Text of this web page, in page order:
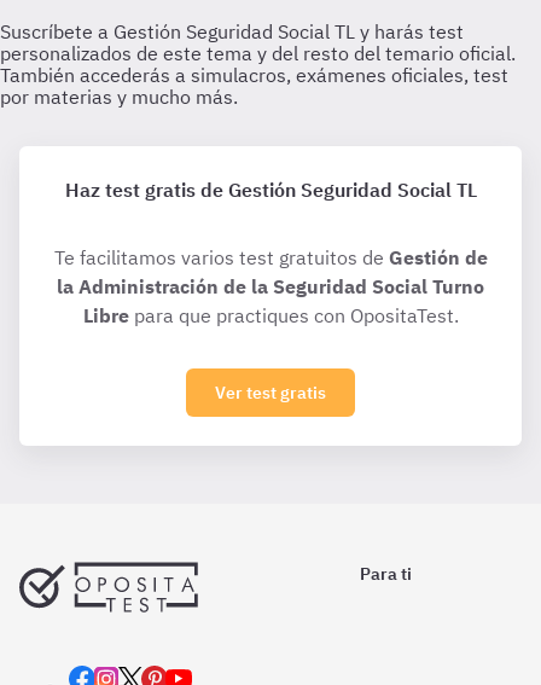
Haz test gratis de Gestión Seguridad Social TL
Te facilitamos varios test gratuitos de Gestión de
la Administración de la Seguridad Social Turno
Librepara que practiques con OpositaTest.
Ver test gratis
Para ti